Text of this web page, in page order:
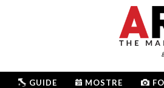
GUIDE MOSTRE